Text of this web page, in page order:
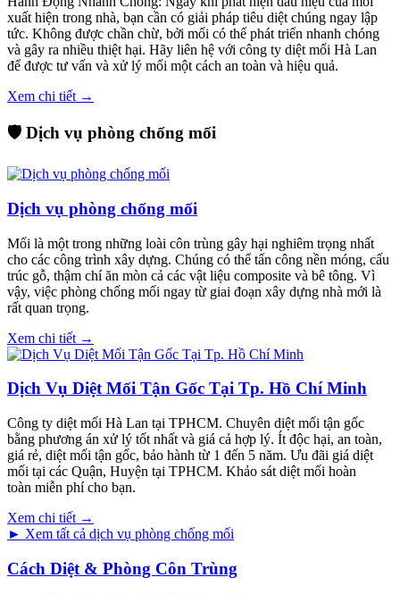
xuất hiện trong nhà, bạn cần có giải pháp tiêu diệt chúng ngay lập
tức. Không được chần chừ, bởi mối có thể phát triển nhanh chóng
và gây ra nhiều thiệt hại. Hãy liên hệ với công ty diệt mối Hà Lan
để được tư vấn và xử lý mối một cách an toàn và hiệu quả.
Xem chi tiết →
🛡️ Dịch vụ phòng chống mối
Dịch vụ phòng chống mối
Mối là một trong những loài côn trùng gây hại nghiêm trọng nhất
cho các công trình xây dựng. Chúng có thể tấn công nền móng, cấu
trúc gỗ, thậm chí ăn mòn cả các vật liệu composite và bê tông. Vì
vậy, việc phòng chống mối ngay từ giai đoạn xây dựng nhà mới là
rất quan trọng.
Xem chi tiết →
Dịch Vụ Diệt Mối Tận Gốc Tại Tp. Hồ Chí Minh
Công ty diệt mối Hà Lan tại TPHCM. Chuyên diệt mối tận gốc
bằng phương án xử lý tốt nhất và giá cả hợp lý. Ít độc hại, an toàn,
giá rẻ, diệt mối tận gốc, bảo hành từ 1 đến 5 năm. Ưu đãi giá diệt
mối tại các Quận, Huyện tại TPHCM. Khảo sát diệt mối hoàn
toàn miễn phí cho bạn.
Xem chi tiết →
► Xem tất cả dịch vụ phòng chống mối
Cách Diệt & Phòng Côn Trùng